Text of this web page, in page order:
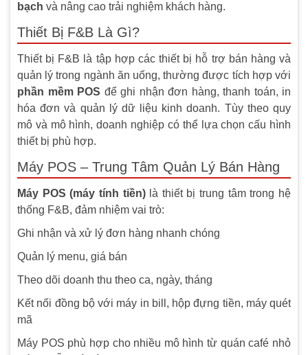
bạch và nâng cao trải nghiệm khách hàng.
Thiết Bị F&B Là Gì?
Thiết bị F&B là tập hợp các thiết bị hỗ trợ bán hàng và
quản lý trong ngành ăn uống, thường được tích hợp với
phần mềm POS để ghi nhận đơn hàng, thanh toán, in
hóa đơn và quản lý dữ liệu kinh doanh. Tùy theo quy
mô và mô hình, doanh nghiệp có thể lựa chọn cấu hình
thiết bị phù hợp.
Máy POS – Trung Tâm Quản Lý Bán Hàng
Máy POS (máy tính tiền)là thiết bị trung tâm trong hệ
thống F&B, đảm nhiệm vai trò:
Ghi nhận và xử lý đơn hàng nhanh chóng
Quản lý menu, giá bán
Theo dõi doanh thu theo ca, ngày, tháng
Kết nối đồng bộ với máy in bill, hộp đựng tiền, máy quét
mã
Máy POS phù hợp cho nhiều mô hình từ quán café nhỏ